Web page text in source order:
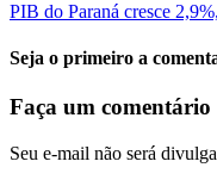
PIB do Paraná cresce
Seja o primeiro a
Faça um comentário
Seu e-mail não será